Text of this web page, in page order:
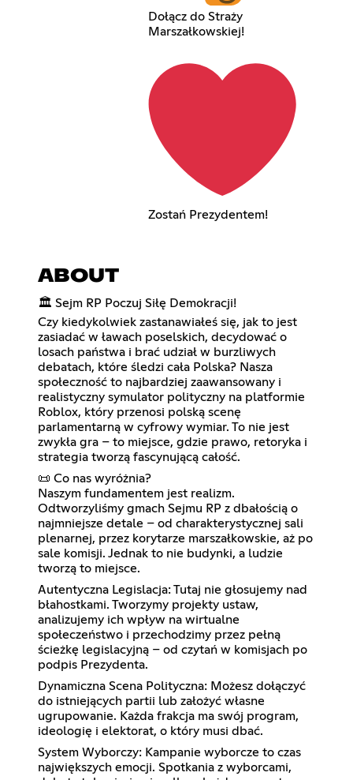
Dołącz do Straży
Marszałkowskiej!
Zostań Prezydentem!
ABOUT
🏛️ Sejm RP Poczuj Siłę Demokracji!
Czy kiedykolwiek zastanawiałeś się, jak to jest
zasiadać w ławach poselskich, decydować o
losach państwa i brać udział w burzliwych
debatach, które śledzi cała Polska? Nasza
społeczność to najbardziej zaawansowany i
realistyczny symulator polityczny na platformie
Roblox, który przenosi polską scenę
parlamentarną w cyfrowy wymiar. To nie jest
zwykła gra – to miejsce, gdzie prawo, retoryka i
strategia tworzą fascynującą całość.
📜 Co nas wyróżnia?
Naszym fundamentem jest realizm.
Odtworzyliśmy gmach Sejmu RP z dbałością o
najmniejsze detale – od charakterystycznej sali
plenarnej, przez korytarze marszałkowskie, aż po
sale komisji. Jednak to nie budynki, a ludzie
tworzą to miejsce.
Autentyczna Legislacja: Tutaj nie głosujemy nad
błahostkami. Tworzymy projekty ustaw,
analizujemy ich wpływ na wirtualne
społeczeństwo i przechodzimy przez pełną
ścieżkę legislacyjną – od czytań w komisjach po
podpis Prezydenta.
Dynamiczna Scena Polityczna: Możesz dołączyć
do istniejących partii lub założyć własne
ugrupowanie. Każda frakcja ma swój program,
ideologię i elektorat, o który musi dbać.
System Wyborczy: Kampanie wyborcze to czas
największych emocji. Spotkania z wyborcami,